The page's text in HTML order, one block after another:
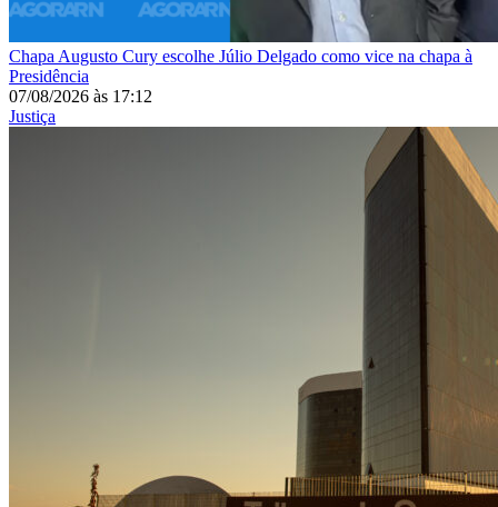
Chapa Augusto Cury escolhe Júlio Delgado como vice na chapa à
Presidência
07/08/2026 às 17:12
Justiça